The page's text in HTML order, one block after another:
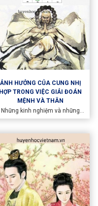
ẢNH HƯỞNG CỦA CUNG NHỊ
HỢP TRONG VIỆC GIẢI ĐOÁN
MỆNH VÀ THÂN
Những kinh nghiệm và những
cách giải đoán của cụ Thiên
nhiên. Lần này, chúng tôi
bày về kinh nghiệm của cụ
Lương về các cung nhị hợp
đối với cung Mệnh và Thân